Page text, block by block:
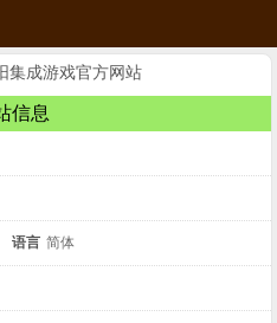
集成游戏官方网站
信息
语言 简体